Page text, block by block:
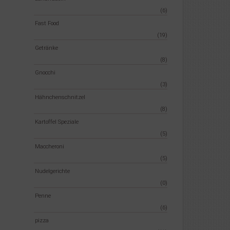
(6)
Fast Food
(19)
Getränke
(8)
Gnocchi
(3)
Hähnchenschnitzel
(8)
Kartoffel Speziale
(5)
Maccheroni
(5)
Nudelgerichte
(0)
Penne
(6)
pizza